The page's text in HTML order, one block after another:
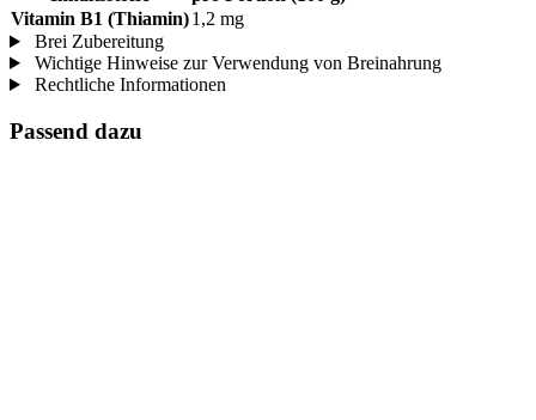
Vitamin B1 (Thiamin)1,2 mg
Brei Zubereitung
Wichtige Hinweise zur Verwendung von Breinahrung
Rechtliche Informationen
Passend dazu